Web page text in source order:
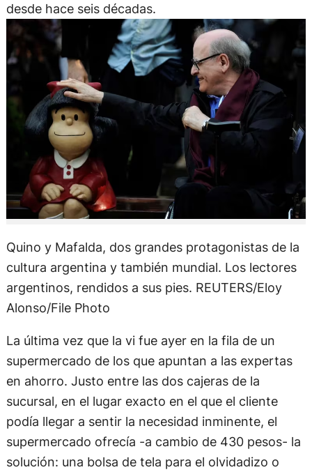
desde hace seis décadas.
Quino y Mafalda, dos grandes protagonistas de la
cultura argentina y también mundial. Los lectores
argentinos, rendidos a sus pies. REUTERS/Eloy
Alonso/File Photo
La última vez que la vi fue ayer en la fila de un
supermercado de los que apuntan a las expertas
en ahorro. Justo entre las dos cajeras de la
sucursal, en el lugar exacto en el que el cliente
podía llegar a sentir la necesidad inminente, el
supermercado ofrecía -a cambio de 430 pesos- la
solución: una bolsa de tela para el olvidadizo o